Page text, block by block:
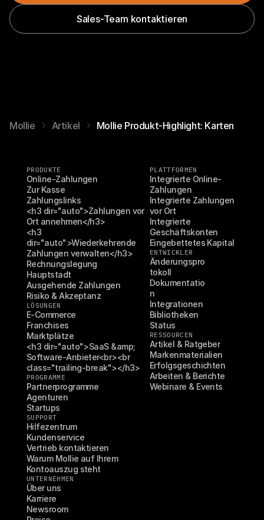
Sales-Team kontaktieren
Mollie Artikel Mollie Produkt-Highlight: Karten
PRODUKTE
Online-Zahlungen
Zur Kasse
Zahlungslinks
<h3 dir="auto">Zahlungen vor
Ort annehmen</h3>
<h3
dir="auto">Wiederkehrende
Zahlungen verwalten</h3>
Rechnungslegung
Hauptstadt
Ausgehende Zahlungen
Risiko & Akzeptanz
LÖSUNGEN
E-Commerce
Franchises
Marktplätze
<h3 dir="auto">SaaS &amp;
Software-Anbieter<br><br
class="trailing-break"></h3>
PROGRAMME
Partnerprogramme
Agenturen
Startups
SUPPORT
Hilfezentrum
Kundenservice
Vertrieb kontaktieren
Warum Mollie auf Ihrem
Kontoauszug steht
UNTERNEHMEN
Über uns
Karriere
Newsroom
PLATTFORMEN
Integrierte Online-
Zahlungen
Integrierte Zahlungen
vor Ort
Integrierte
Geschäftskonten
Eingebettetes Kapital
ENTWICKLER
Änderungspro
tokoll
Dokumentatio
n
Integrationen
Bibliotheken
Status
RESSOURCEN
Artikel & Ratgeber
Markenmaterialien
Erfolgsgeschichten
Arbeiten & Berichte
Webinare & Events